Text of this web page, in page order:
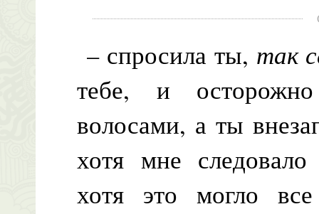
– спросила ты, так
тебе, и
волосами, а ты
хотя мне
хотя это могло